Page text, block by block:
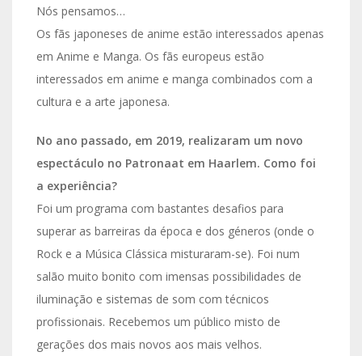
Nós pensamos…
Os fãs japoneses de anime estão interessados apenas
em Anime e Manga. Os fãs europeus estão
interessados em anime e manga combinados com a
cultura e a arte japonesa.
No ano passado, em 2019, realizaram um novo
espectáculo no Patronaat em Haarlem. Como foi
a experiência?
Foi um programa com bastantes desafios para
superar as barreiras da época e dos géneros (onde o
Rock e a Música Clássica misturaram-se). Foi num
salão muito bonito com imensas possibilidades de
iluminação e sistemas de som com técnicos
profissionais. Recebemos um público misto de
gerações dos mais novos aos mais velhos.